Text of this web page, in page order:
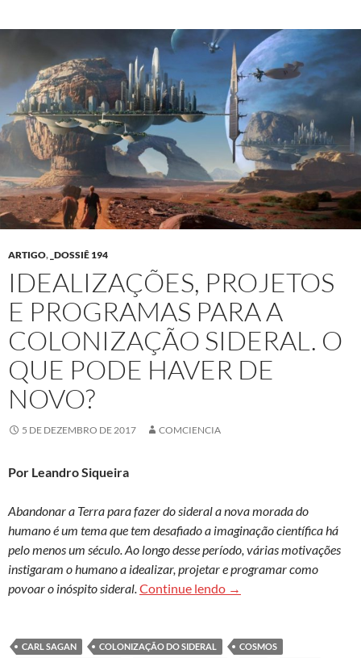
ARTIGO, _DOSSIÊ 194
IDEALIZAÇÕES, PROJETOS
E PROGRAMAS PARA A
COLONIZAÇÃO SIDERAL. O
QUE PODE HAVER DE
NOVO?
5 DE DEZEMBRO DE 2017 COMCIENCIA
Por Leandro Siqueira
Abandonar a Terra para fazer do sideral a nova morada do
humano é um tema que tem desafiado a imaginação científica há
pelo menos um século. Ao longo desse período, várias motivações
instigaram o humano a idealizar, projetar e programar como
povoar o inóspito sideral.Continue lendo Idealizações, projetos
→
CARL SAGAN COLONIZAÇÃO DO SIDERAL
COSMOS